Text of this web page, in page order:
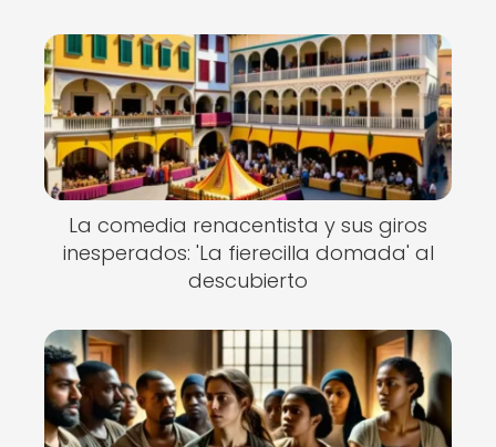
La comedia renacentista y sus giros
inesperados: 'La fierecilla domada' al
descubierto